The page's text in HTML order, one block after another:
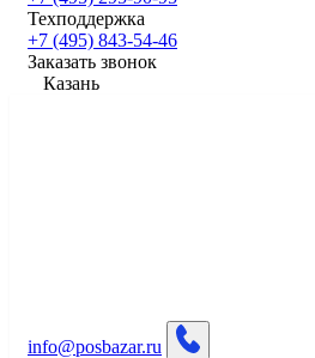
Техподдержка
+7 (495) 843-54-46
Заказать звонок
Казань
info@posbazar.ru